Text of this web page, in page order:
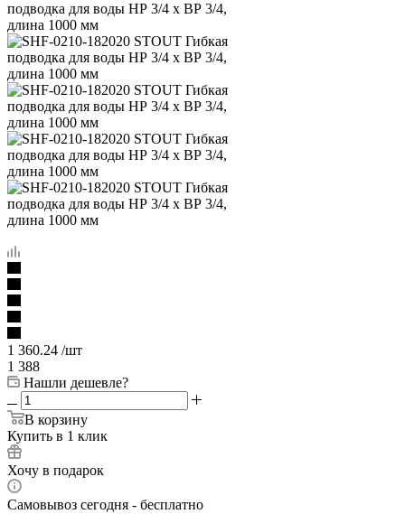
1 360.24 /шт
1 388
Нашли дешевле?
В корзину
Купить в 1 клик
Хочу в подарок
Самовывоз сегодня - бесплатно